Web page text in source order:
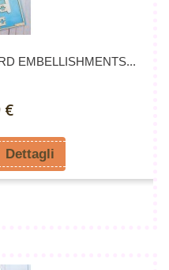
EMBELLISHMENTS...
€
Dettagli